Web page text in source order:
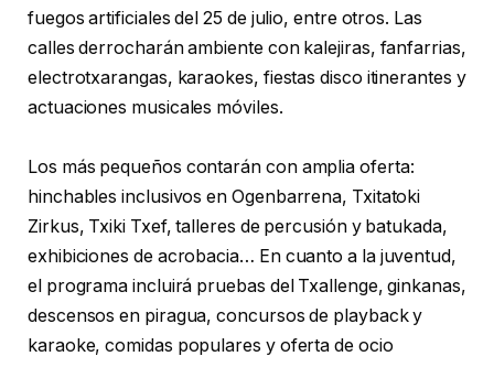
fuegos artificiales del 25 de julio, entre otros. Las
calles derrocharán ambiente con kalejiras, fanfarrias,
electrotxarangas, karaokes, fiestas disco itinerantes y
actuaciones musicales móviles.
Los más pequeños contarán con amplia oferta:
hinchables inclusivos en Ogenbarrena, Txitatoki
Zirkus, Txiki Txef, talleres de percusión y batukada,
exhibiciones de acrobacia… En cuanto a la juventud,
el programa incluirá pruebas del Txallenge, ginkanas,
descensos en piragua, concursos de playback y
karaoke, comidas populares y oferta de ocio